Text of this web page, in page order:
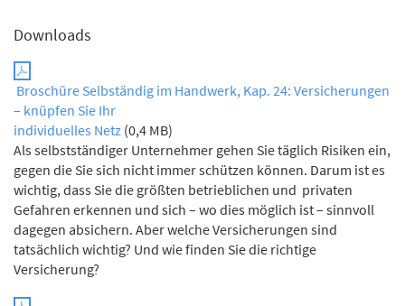
Downloads
Broschüre Selbständig im Handwerk, Kap. 24: Versicherungen
– knüpfen Sie Ihr
individuelles Netz (0,4 MB)
Als selbstständiger Unternehmer gehen Sie täglich Risiken ein,
gegen die Sie sich nicht immer schützen können. Darum ist es
wichtig, dass Sie die größten betrieblichen und privaten
Gefahren erkennen und sich – wo dies möglich ist – sinnvoll
dagegen absichern. Aber welche Versicherungen sind
tatsächlich wichtig? Und wie finden Sie die richtige
Versicherung?